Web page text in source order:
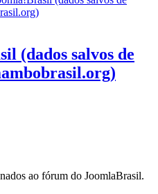
(dados salvos de
ao fórum do JoomlaBrasil.